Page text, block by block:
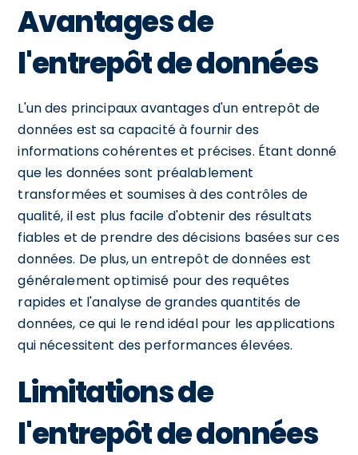
Avantages de
l'entrepôt de données
L'un des principaux avantages d'un entrepôt de
données est sa capacité à fournir des
informations cohérentes et précises. Étant donné
que les données sont préalablement
transformées et soumises à des contrôles de
qualité, il est plus facile d'obtenir des résultats
fiables et de prendre des décisions basées sur ces
données. De plus, un entrepôt de données est
généralement optimisé pour des requêtes
rapides et l'analyse de grandes quantités de
données, ce qui le rend idéal pour les applications
qui nécessitent des performances élevées.
Limitations de
l'entrepôt de données